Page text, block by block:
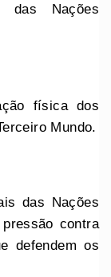
das Nações
física dos
Mundo.
das Nações
contra
defendem os